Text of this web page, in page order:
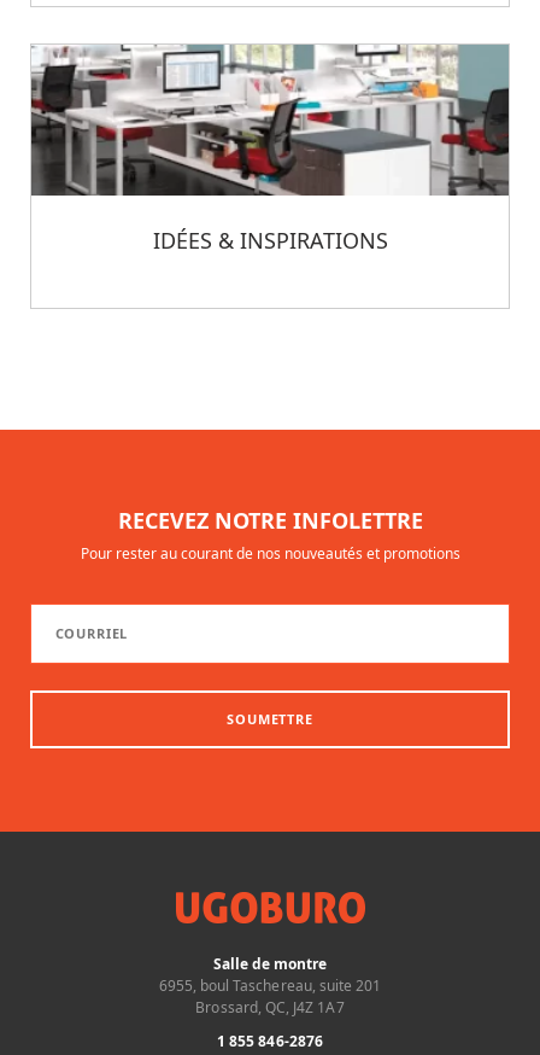
IDÉES & INSPIRATIONS
RECEVEZ NOTRE INFOLETTRE
Pour rester au courant de nos nouveautés et promotions
SOUMETTRE
Salle de montre
6955, boul Taschereau, suite 201
Brossard, QC, J4Z 1A7
1 855 846-2876